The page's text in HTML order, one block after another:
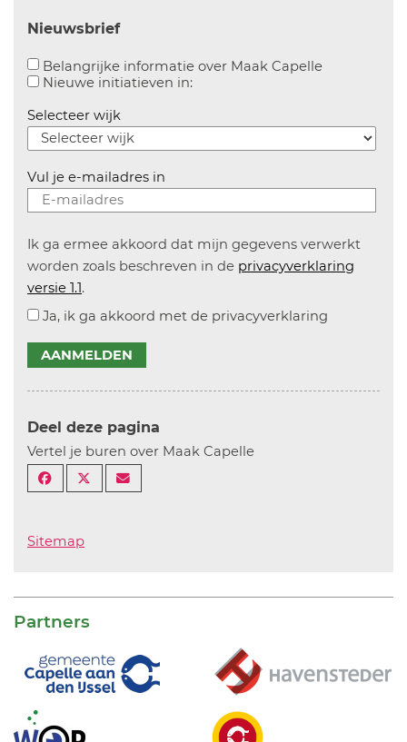
Nieuwsbrief
Belangrijke informatie over Maak CapelleAanvinken
Nieuwe initiatieven in:Aanvinken om informatie over
Selecteer wijk
Vul je e-mailadres in
Ik ga ermee akkoord dat mijn gegevens verwerkt
worden zoals beschreven in de privacyverklaring
versie 1.1.
Ja, ik ga akkoord met de privacyverklaring
AANMELDEN
Deel deze pagina
Vertel je buren over Maak Capelle
Sitemap
Partners